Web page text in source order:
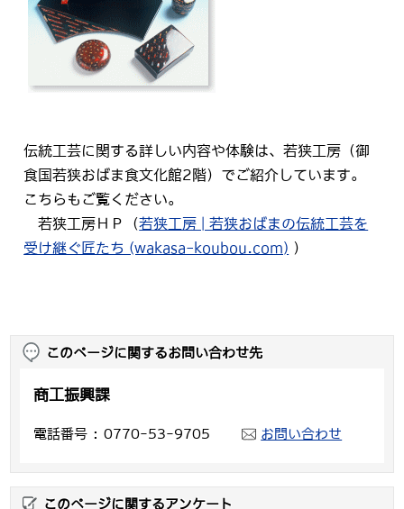
伝統工芸に関する詳しい内容や体験は、若狭工房（御
食国若狭おばま食文化館2階）でご紹介しています。
こちらもご覧ください。
若狭工房ＨＰ（若狭工房 | 若狭おばまの伝統工芸を
受け継ぐ匠たち (wakasa-koubou.com) ）
このページに関するお問い合わせ先
商工振興課
電話番号 0770-53-9705 お問い合わせ
このページに関するアンケート